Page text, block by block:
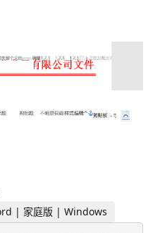
| 家庭版 | Windows